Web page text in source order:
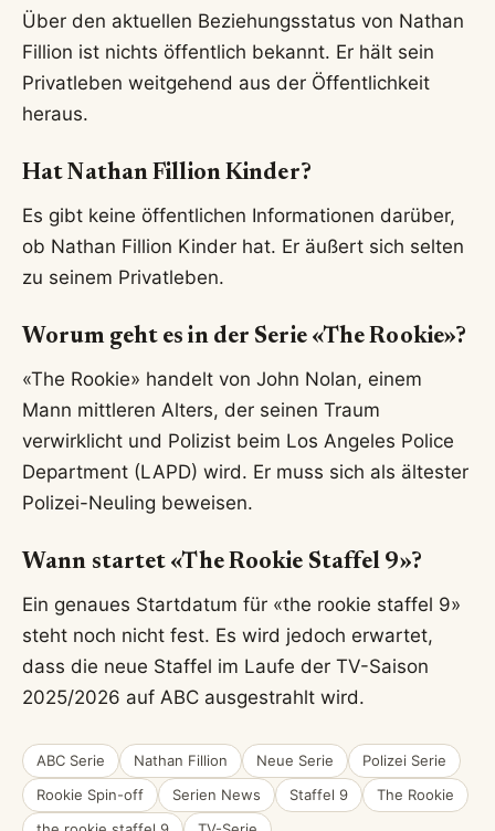
Über den aktuellen Beziehungsstatus von Nathan
Fillion ist nichts öffentlich bekannt. Er hält sein
Privatleben weitgehend aus der Öffentlichkeit
heraus.
Hat Nathan Fillion Kinder?
Es gibt keine öffentlichen Informationen darüber,
ob Nathan Fillion Kinder hat. Er äußert sich selten
zu seinem Privatleben.
Worum geht es in der Serie «The Rookie»?
«The Rookie» handelt von John Nolan, einem
Mann mittleren Alters, der seinen Traum
verwirklicht und Polizist beim Los Angeles Police
Department (LAPD) wird. Er muss sich als ältester
Polizei-Neuling beweisen.
Wann startet «The Rookie Staffel 9»?
Ein genaues Startdatum für «the rookie staffel 9»
steht noch nicht fest. Es wird jedoch erwartet,
dass die neue Staffel im Laufe der TV-Saison
2025/2026 auf ABC ausgestrahlt wird.
ABC Serie Nathan Fillion Neue Serie
Polizei Serie
Rookie Spin-off
Serien News Staffel 9
The Rookie